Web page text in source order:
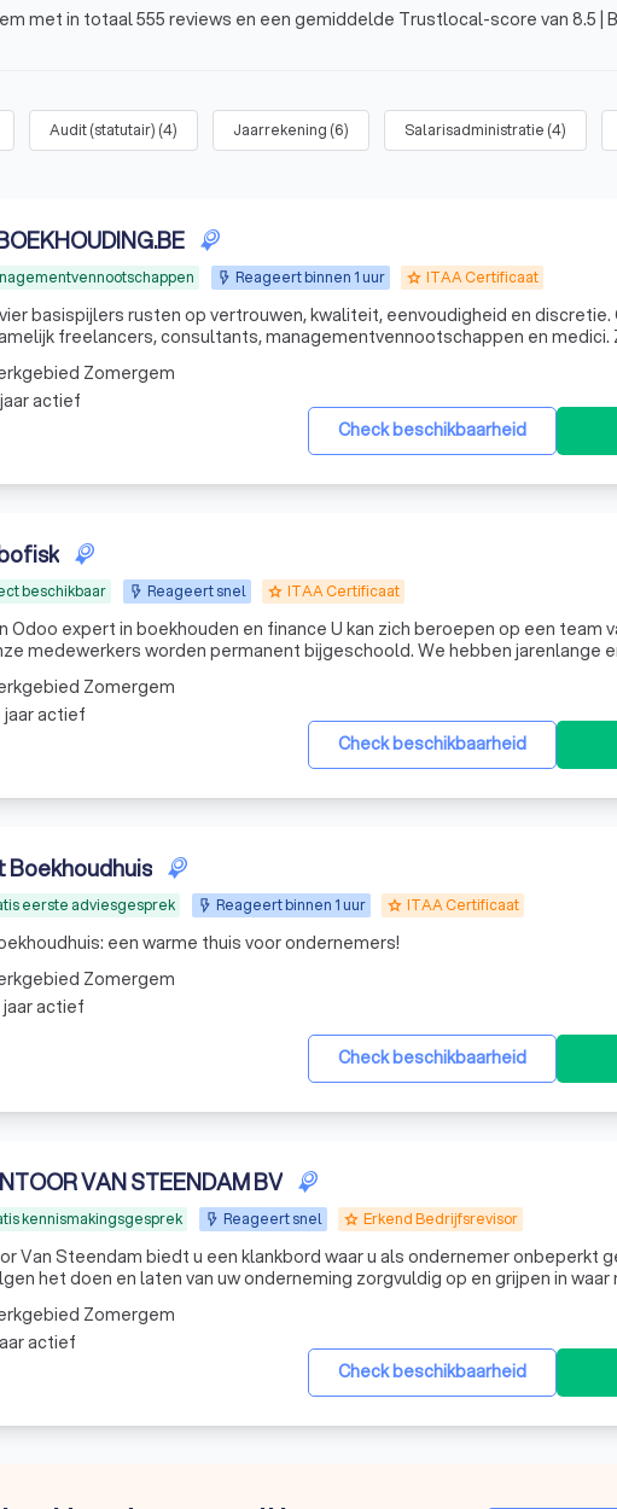
met in totaal 555 reviews en een gemiddelde Trustlocal-score van 8.5 |
Audit (statutair) (4) Jaarrekening (6) Salarisadministratie (4)
Reageert binnen 1 uur grade ITAA Certificaat
basispijlers rusten op vertrouwen, kwaliteit, eenvoudigheid en discretie.
freelancers, consultants, managementvennootschappen en medici. Zowel u als klant en wij
Check beschikbaarheid
Zomergem
actief
beschikbaar Reageert snel grade ITAA Certificaat
in boekhouden en finance U kan zich beroepen op een team van 30 specialisten. Elk
medewerkers worden permanent bijgeschoold. We hebben jarenlange
Check beschikbaarheid
Zomergem
jaar actief
Boekhoudhuis
eerste adviesgesprek Reageert binnen 1 uur grade ITAA Certificaat
een warme thuis voor ondernemers!
Check beschikbaarheid
Zomergem
jaar actief
VAN STEENDAM BV
kennismakingsgesprek Reageert snel grade Erkend Bedrijfsrevisor
Van Steendam biedt u een klankbord waar u als ondernemer onbeperkt
het doen en laten van uw onderneming zorgvuldig op en grijpen in waar nodig. Als
u door ons geruggesteund zodat u op een comfortabele manier
Check beschikbaarheid
Zomergem
actief